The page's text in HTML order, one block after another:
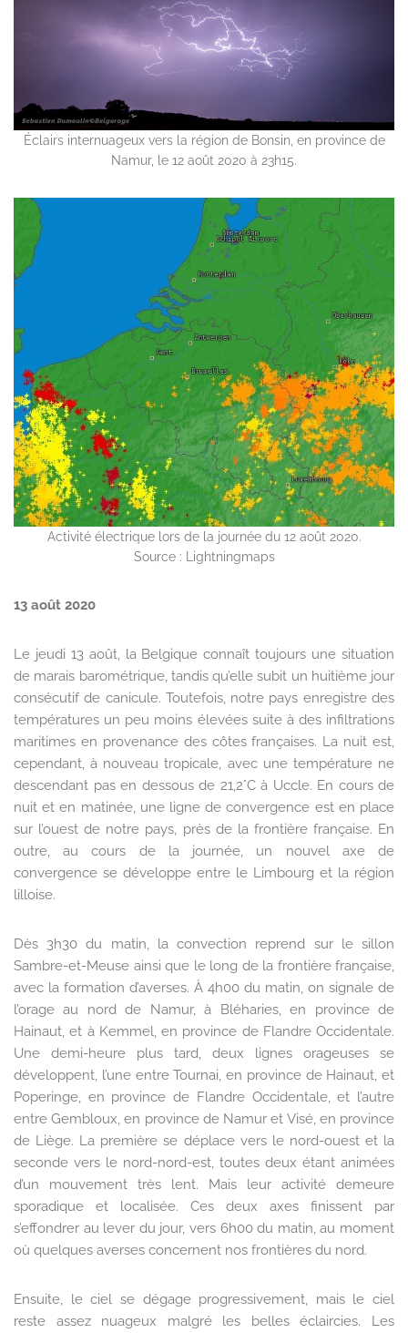
Éclairs internuageux vers la région de Bonsin, en province de
Namur, le 12 août 2020 à 23h15.
Activité électrique lors de la journée du 12 août 2020.
Source : Lightningmaps
13 août 2020
Le jeudi 13 août, la Belgique connaît toujours une situation
de marais barométrique, tandis qu’elle subit un huitième jour
consécutif de canicule. Toutefois, notre pays enregistre des
températures un peu moins élevées suite à des infiltrations
maritimes en provenance des côtes françaises. La nuit est,
cependant, à nouveau tropicale, avec une température ne
descendant pas en dessous de 21,2°C à Uccle. En cours de
nuit et en matinée, une ligne de convergence est en place
sur l’ouest de notre pays, près de la frontière française. En
outre, au cours de la journée, un nouvel axe de
convergence se développe entre le Limbourg et la région
lilloise.
Dès 3h30 du matin, la convection reprend sur le sillon
Sambre-et-Meuse ainsi que le long de la frontière française,
avec la formation d’averses. À 4h00 du matin, on signale de
l’orage au nord de Namur, à Bléharies, en province de
Hainaut, et à Kemmel, en province de Flandre Occidentale.
Une demi-heure plus tard, deux lignes orageuses se
développent, l’une entre Tournai, en province de Hainaut, et
Poperinge, en province de Flandre Occidentale, et l’autre
entre Gembloux, en province de Namur et Visé, en province
de Liège. La première se déplace vers le nord-ouest et la
seconde vers le nord-nord-est, toutes deux étant animées
d’un mouvement très lent. Mais leur activité demeure
sporadique et localisée. Ces deux axes finissent par
s’effondrer au lever du jour, vers 6h00 du matin, au moment
où quelques averses concernent nos frontières du nord.
Ensuite, le ciel se dégage progressivement, mais le ciel
reste assez nuageux malgré les belles éclaircies. Les